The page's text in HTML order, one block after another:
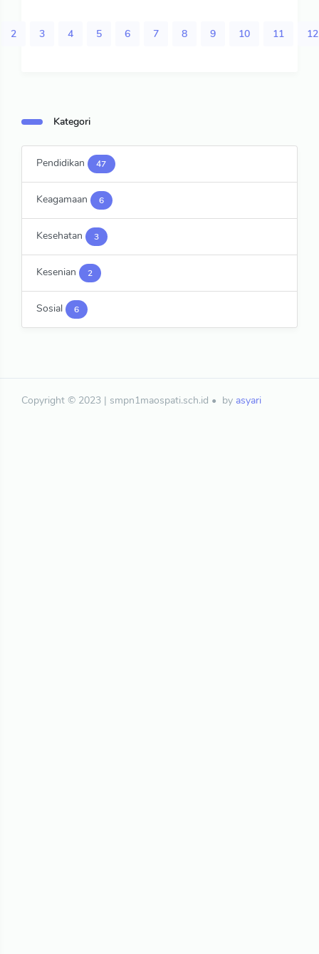
2 3 4 5 6 7 8 9 10 11 12
Kategori
Pendidikan 47
Keagamaan 6
Kesehatan 3
Kesenian 2
Sosial 6
Copyright © 2023 | smpn1maospati.sch.id by asyari